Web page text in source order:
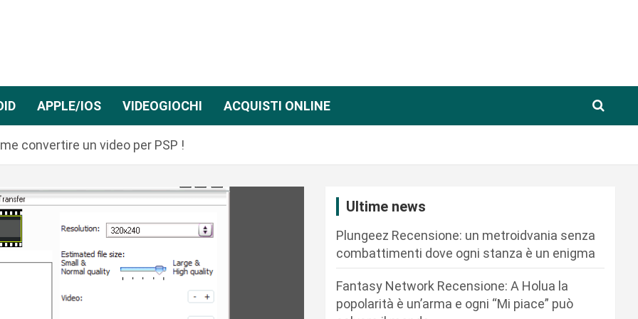
APPLE/IOS VIDEOGIOCHI ACQUISTI ONLINE
convertire un video per PSP !
Ultime news
Plungeez Recensione: un metroidvania senza
combattimenti dove ogni stanza è un enigma
Fantasy Network Recensione: A Holua la
popolarità è un’arma e ogni “Mi piace” può